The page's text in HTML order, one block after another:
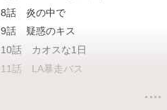
8話 炎の中で
9話 疑惑のキス
10話 カオスな1日
11話 LA暴走バス